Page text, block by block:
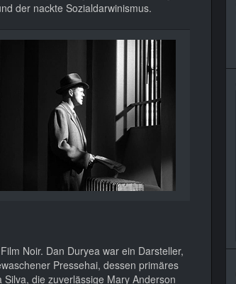
der nackte Sozialdarwinismus.
Noir. Dan Duryea war ein Darsteller,
Pressehai, dessen primäres
die zuverlässige Mary Anderson